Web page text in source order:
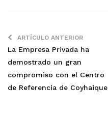
ARTÍCULO ANTERIOR
La Empresa Privada ha
demostrado un gran
compromiso con el Centro
de Referencia de Coyhaique